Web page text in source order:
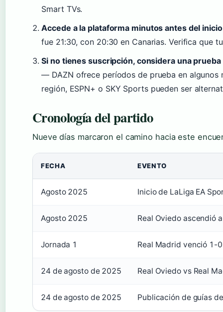
Smart TVs.
Accede a la plataforma minutos antes del inicio
fue 21:30, con 20:30 en Canarias. Verifica que
Si no tienes suscripción, considera una
— DAZN ofrece períodos de prueba en
región, ESPN+ o SKY Sports pueden ser
Cronología del partido
Nueve días marcaron el camino hacia este
FECHA EVENTO
Agosto 2025 Inicio de LaLiga EA
Agosto 2025 Real Oviedo ascendió
Jornada 1 Real Madrid venció 1-
24 de agosto de 2025 Real Oviedo vs Real
24 de agosto de 2025 Publicación de guías